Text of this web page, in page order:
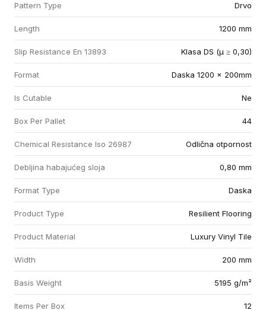
Pattern Type Drvo
Length 1200 mm
Slip Resistance En 13893 Klasa DS (µ ≥ 0,30)
Format Daska 1200 x 200mm
Is Cutable Ne
Box Per Pallet 44
Chemical Resistance Iso 26987 Odlična otpornost
Debljina habajućeg sloja 0,80 mm
Format Type Daska
Product Type Resilient Flooring
Product Material Luxury Vinyl Tile
Width 200 mm
Basis Weight 5195 g/m²
Items Per Box 12